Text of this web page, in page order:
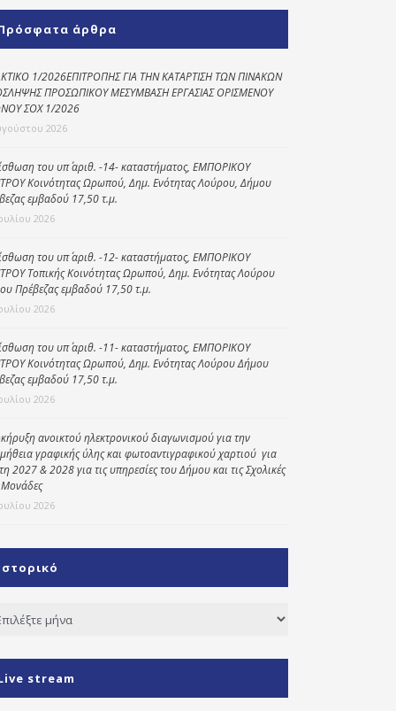
Κοινωνικό
παντοπωλείο
Kοινωνικό
φαρμακείο
Πρόγραμμα
Κέντρο Ημερήσιας
Φροντίδας
Ηλικιωμένων
(Κ.Η.Φ.Η.) Πρέβεζας
άρθρα
1/2026ΕΠΙΤΡΟΠΗΣ ΓΙΑ ΤΗΝ ΚΑΤΑΡΤΙΣΗ ΤΩΝ ΠΙΝΑΚΩΝ
ΠΡΟΣΩΠΙΚΟΥ ΜΕΣΥΜΒΑΣΗ ΕΡΓΑΣΙΑΣ ΟΡΙΣΜΕΝΟΥ
ΣΟΧ 1/2026
2026
του υπ΄ αριθ. -14- καταστήματος, ΕΜΠΟΡΙΚΟΥ
Κοινότητας Ωρωπού, Δημ. Ενότητας Λούρου, Δήμου
εμβαδού 17,50 τ.μ.
2026
του υπ΄ αριθ. -12- καταστήματος, ΕΜΠΟΡΙΚΟΥ
Τοπικής Κοινότητας Ωρωπού, Δημ. Ενότητας Λούρου
Πρέβεζας εμβαδού 17,50 τ.μ.
2026
του υπ΄ αριθ. -11- καταστήματος, ΕΜΠΟΡΙΚΟΥ
Κοινότητας Ωρωπού, Δημ. Ενότητας Λούρου Δήμου
εμβαδού 17,50 τ.μ.
2026
ανοικτού ηλεκτρονικού διαγωνισμού για την
γραφικής ύλης και φωτοαντιγραφικού χαρτιού για
2027 & 2028 για τις υπηρεσίες του Δήμου και τις Σχολικές
2026
stream